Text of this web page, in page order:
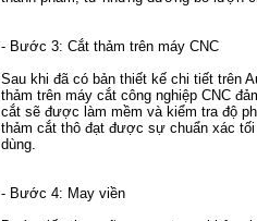
- Bước 3: Cắt thảm trên máy CNC
Sau khi đã có bản thiết kế chi tiết trên
thảm trên máy cắt công nghiệp CNC
cắt sẽ được làm mềm và kiểm tra độ
thảm cắt thô đạt được sự chuẩn xác
dùng.
- Bước 4: May viền